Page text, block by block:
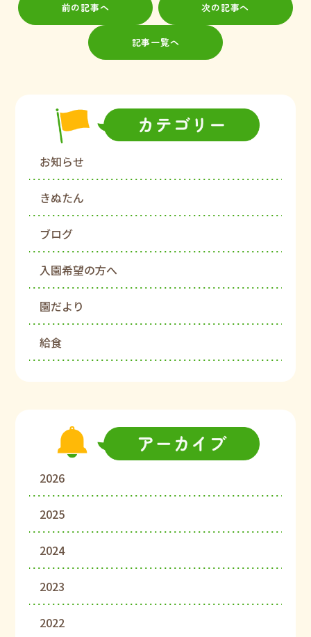
前の記事へ
記事一覧へ
次の記事へ
お知らせ
きぬたん
ブログ
入園希望の方へ
園だより
給食
2026
2025
2024
2023
2022